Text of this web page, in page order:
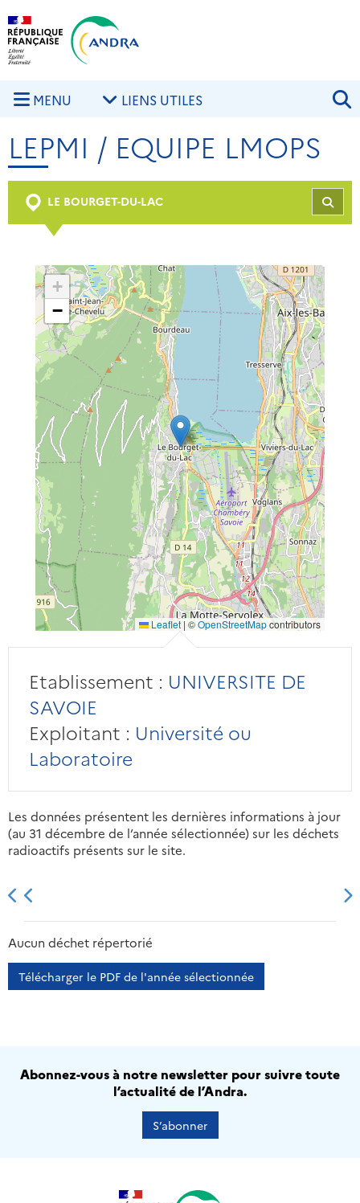
Aller au contenu principal
MENU LIENS UTILES
LEPMI / EQUIPE LMOPS
LE BOURGET-DU-LAC
+
−
Leaflet | ©OpenStreetMapcontributors
Etablissement : UNIVERSITE DE
SAVOIE
Exploitant : Université ou
Laboratoire
Les données présentent les dernières informations à jour
(au 31 décembre de l’année sélectionnée) sur les déchets
radioactifs présents sur le site.
2013 2014
Aucun déchet répertorié
Télécharger le PDF de l'année sélectionnée
Abonnez-vous à notre newsletter pour suivre toute
l’actualité de l’Andra.
S’abonner